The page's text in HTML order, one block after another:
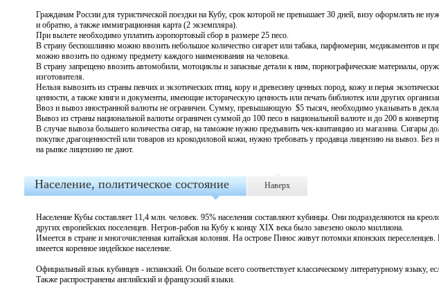
Гражданам России для туристической поездки на Кубу, срок которой не превышает 30 дней, визу оформлять не
и обратно, а также иммиграционная карта (2 экземпляра).
При вылете необходимо уплатить аэропортовый сбор в размере 25 песо.
В страну беспошлинно можно ввозить небольшое количество сигарет или табака, парфюмерии, медикаментов и
можно ввозить по одному предмету каждого наименования на человека.
В страну запрещено ввозить автомобили, мотоциклы и запасные детали к ним, порнографические материалы,
изготовителя.
Нельзя вывозить из страны певчих и экзотических птиц, кору и древесину ценных пород, кожу и перья
ценности, а также книги и документы, имеющие историческую ценность или печать библиотек или других
Ввоз и вывоз иностранной валюты не ограничен. Сумму, превышающую $5 тысяч, необходимо указывать в
Вывоз из страны национальной валюты ограничен суммой до 100 песо в национальной валюте и до 200 в
В случае вывоза большего количества сигар, на таможне нужно предъявить чек-квитанцию из магазина.
покупке драгоценностей или товаров из крокодиловой кожи, нужно требовать у продавца лицензию на вывоз. Без
на рынке лицензию не дают.
Население, политическое состояние Наверх
Население Кубы составляет 11,4 млн. человек. 95% населения составляют кубинцы. Они подразделяются на
других европейских поселенцев. Негров-рабов на Кубу к концу XIX века было завезено около миллиона.
Имеется в стране и многочисленная китайская колония. На острове Пинос живут потомки японских
имеется коренное индейское население.
Официальный язык кубинцев - испанский. Он больше всего соответствует классическому литературному языку,
Также распространены английский и французский языки.